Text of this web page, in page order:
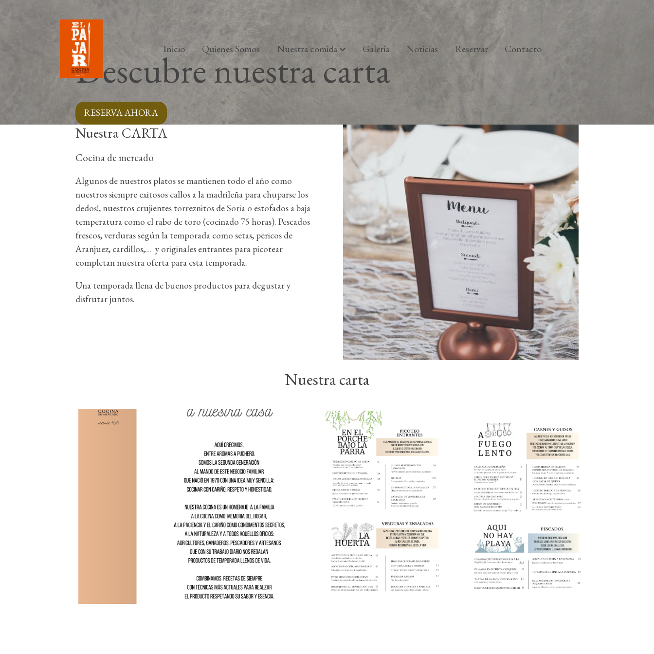
Inicio Quienes Somos Nuestra comida Galeria Noticias Reservar Contacto
Descubre nuestra carta
RESERVA AHORA
Nuestra CARTA
Cocina de mercado
Algunos de nuestros platos se mantienen todo el año como
nuestros siempre exitosos callos a la madrileña para chuparse los
dedos!, nuestros crujientes torreznitos de Soria o estofados a baja
temperatura como el rabo de toro (cocinado 75 horas). Pescados
frescos, verduras según la temporada como setas, pericos de
Aranjuez, cardillos,… y originales entrantes para picotear
completan nuestra oferta para esta temporada.
Una temporada llena de buenos productos para degustar y
disfrutar juntos.
Nuestra carta